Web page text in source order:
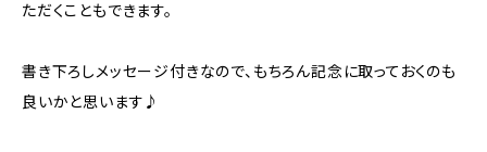
ただくこともできます。
書き下ろしメッセージ付きなので、もちろん記念に取っておくのも
良いかと思います♪